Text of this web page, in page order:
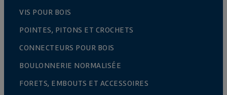
VIS POUR BOIS
POINTES, PITONS ET CROCHETS
CONNECTEURS POUR BOIS
BOULONNERIE NORMALISÉE
FORETS, EMBOUTS ET ACCESSOIRES